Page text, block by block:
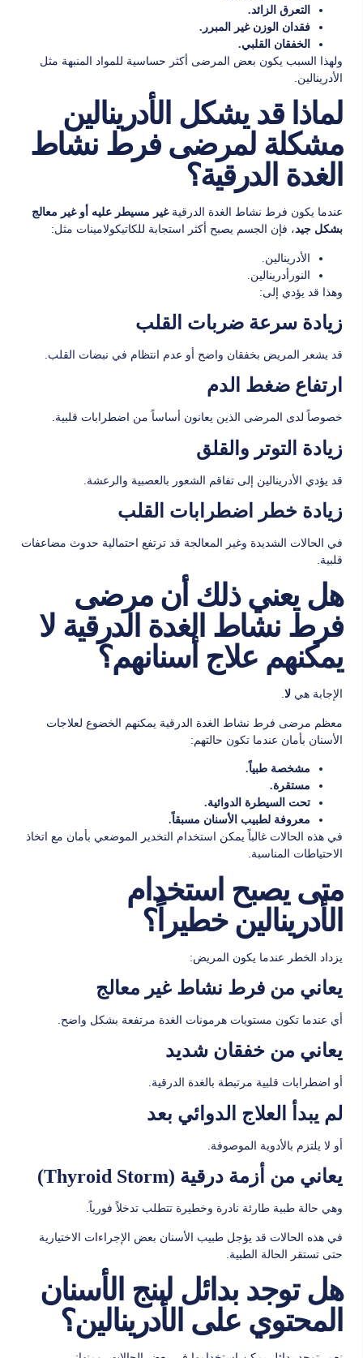
التعرق الزائد.
فقدان الوزن غير المبرر.
الخفقان القلبي.
ولهذا السبب يكون بعض المرضى أكثر حساسية للمواد المنبهة مثل
الأدرينالين.
لماذا قد يشكل الأدرينالين
مشكلة لمرضى فرط نشاط
الغدة الدرقية؟
عندما يكون فرط نشاط الغدة الدرقيةغير مسيطر عليه أو غير معالج
بشكل جيد، فإن الجسم يصبح أكثر استجابة للكاتيكولامينات مثل:
الأدرينالين.
النورأدرينالين.
وهذا قد يؤدي إلى:
زيادة سرعة ضربات القلب
قد يشعر المريض بخفقان واضح أو عدم انتظام في نبضات القلب.
ارتفاع ضغط الدم
خصوصاً لدى المرضى الذين يعانون أساساً من اضطرابات قلبية.
زيادة التوتر والقلق
قد يؤدي الأدرينالين إلى تفاقم الشعور بالعصبية والرعشة.
زيادة خطر اضطرابات القلب
في الحالات الشديدة وغير المعالجة قد ترتفع احتمالية حدوث مضاعفات
قلبية.
هل يعني ذلك أن مرضى
فرط نشاط الغدة الدرقية لا
يمكنهم علاج أسنانهم؟
الإجابة هي لا.
معظم مرضى فرط نشاط الغدة الدرقية يمكنهم الخضوع لعلاجات
الأسنان بأمان عندما تكون حالتهم:
مشخصة طبياً.
مستقرة.
تحت السيطرة الدوائية.
معروفة لطبيب الأسنان مسبقاً.
في هذه الحالات غالباً يمكن استخدام التخدير الموضعي بأمان مع اتخاذ
الاحتياطات المناسبة.
متى يصبح استخدام
الأدرينالين خطيراً؟
يزداد الخطر عندما يكون المريض:
يعاني من فرط نشاط غير معالج
أي عندما تكون مستويات هرمونات الغدة مرتفعة بشكل واضح.
يعاني من خفقان شديد
أو اضطرابات قلبية مرتبطة بالغدة الدرقية.
لم يبدأ العلاج الدوائي بعد
أو لا يلتزم بالأدوية الموصوفة.
يعاني من أزمة درقية (Thyroid Storm)
وهي حالة طبية طارئة نادرة وخطيرة تتطلب تدخلاً فورياً.
في هذه الحالات قد يؤجل طبيب الأسنان بعض الإجراءات الاختيارية
حتى تستقر الحالة الطبية.
هل توجد بدائل لبنج الأسنان
المحتوي على الأدرينالين؟